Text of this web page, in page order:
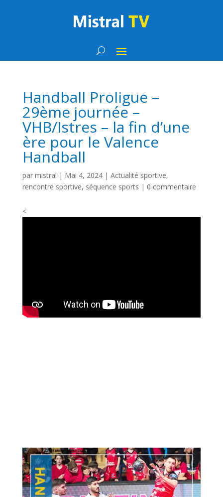
Handball Proligue –
29ème journée –
VHB/Istres – la fin d’une
ère pour le Valence
Handball
par mistral | Mai 4, 2024| Actualité sportive,
rencontre sportive, séquence sports | 0 commentaire
<